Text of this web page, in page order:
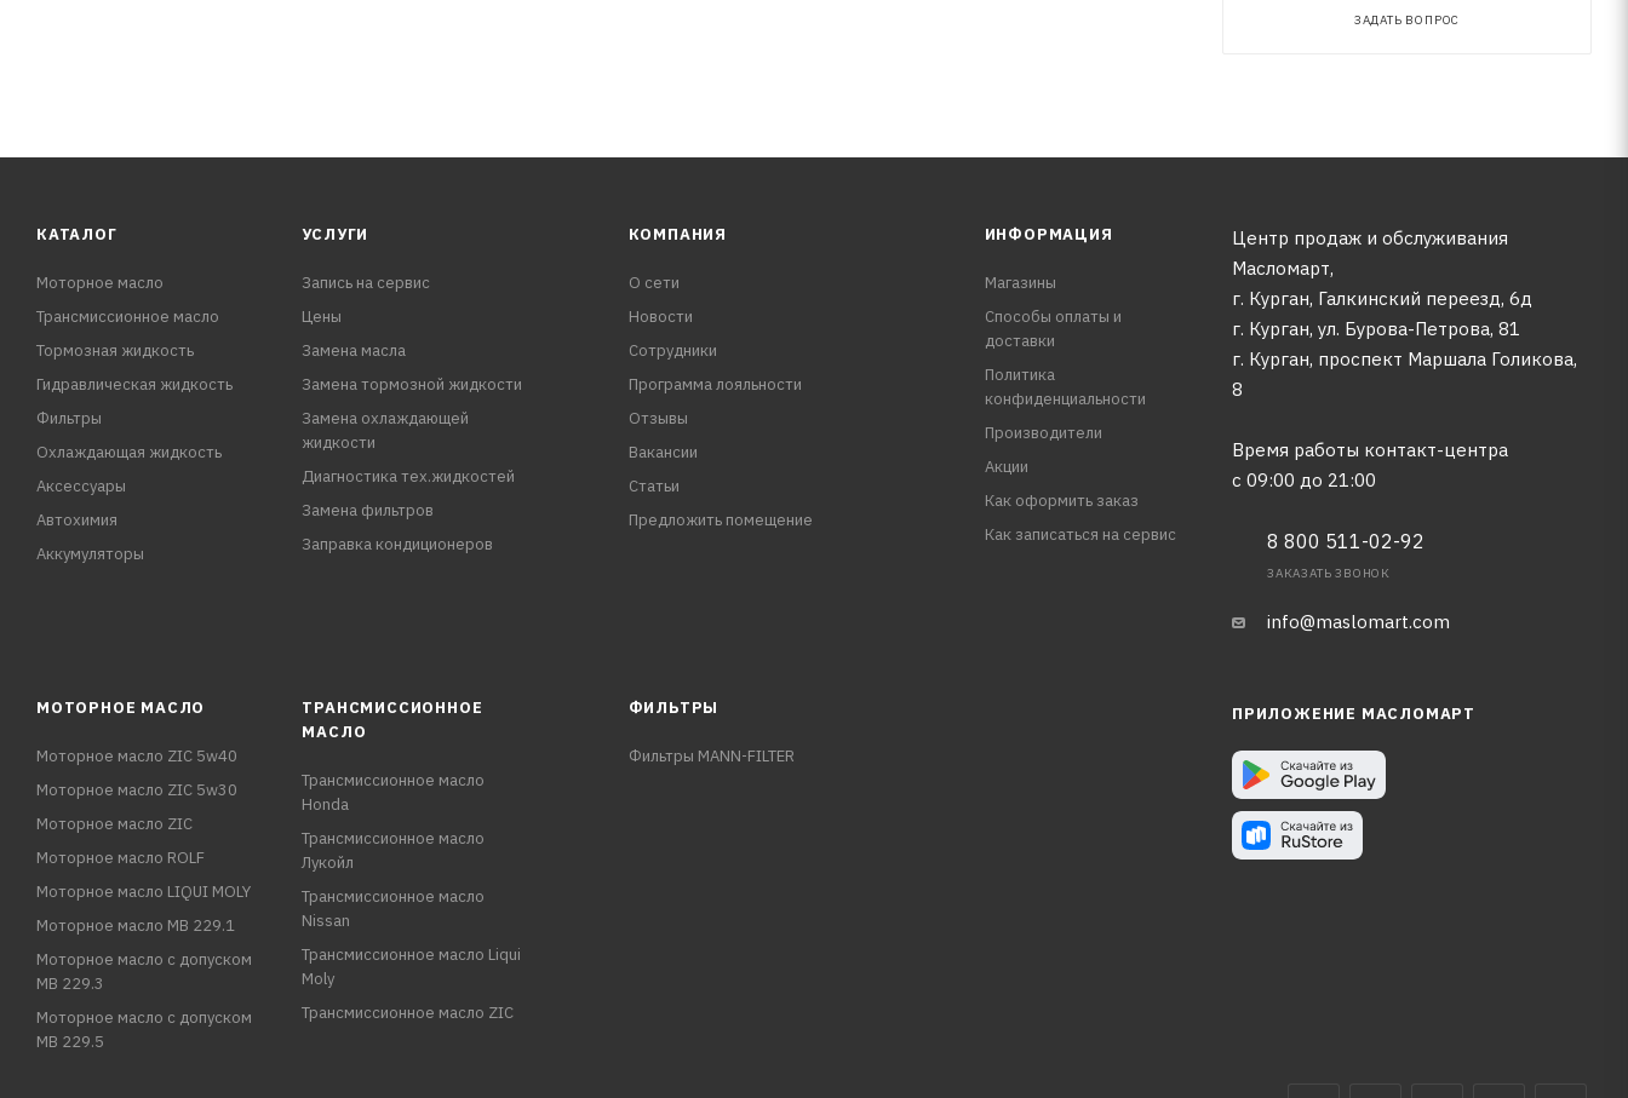
ЗАДАТЬ ВОПРОС
КАТАЛОГ
Моторное масло
Трансмиссионное масло
Тормозная жидкость
Гидравлическая жидкость
Фильтры
Охлаждающая жидкость
Аксессуары
Автохимия
Аккумуляторы
УСЛУГИ
Запись на сервис
Цены
Замена масла
Замена тормозной жидкости
Замена охлаждающей
жидкости
Диагностика тех.жидкостей
Замена фильтров
Заправка кондиционеров
КОМПАНИЯ
О сети
Новости
Сотрудники
Программа лояльности
Отзывы
Вакансии
Статьи
Предложить помещение
ИНФОРМАЦИЯ
Магазины
Способы оплаты и
доставки
Политика
конфиденциальности
Производители
Акции
Как оформить заказ
Как записаться на сервис
Центр продаж и обслуживания
Масломарт,
г. Курган, Галкинский переезд, 6д
г. Курган, ул. Бурова-Петрова, 81
г. Курган, проспект Маршала Голикова,
8
Время работы контакт-центра
с 09:00 до 21:00
8 800 511-02-92
ЗАКАЗАТЬ ЗВОНОК
info@maslomart.com
МОТОРНОЕ МАСЛО
Моторное масло ZIC 5w40
Моторное масло ZIC 5w30
Моторное масло ZIC
Моторное масло ROLF
Моторное масло LIQUI MOLY
Моторное масло MB 229.1
Моторное масло с допуском
MB 229.3
Моторное масло с допуском
MB 229.5
ТРАНСМИССИОННОЕ
МАСЛО
Трансмиссионное масло
Honda
Трансмиссионное масло
Лукойл
Трансмиссионное масло
Nissan
Трансмиссионное масло Liqui
Moly
Трансмиссионное масло ZIC
ФИЛЬТРЫ
Фильтры MANN-FILTER
ПРИЛОЖЕНИЕ МАСЛОМАРТ